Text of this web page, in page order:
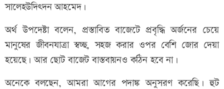
সালেহউদিত্দন আহমেদ।
অর্থ উপদেষ্টা বলেন, প্রস্তাবিত বাজেটে প্রবৃদ্ধি অর্জনের চেয়ে
মানুষের জীবনযাত্রা স্বচ্ছ, সহজ করার ওপর বেশি জোর দেয়া
হয়েছে। আর ছোট বাজেট বাস্তবায়নও কঠিন হবে না।
অনেকে বলছেন, আমরা আগের পদাঙ্ক অনুসরণ করেছি। হুট